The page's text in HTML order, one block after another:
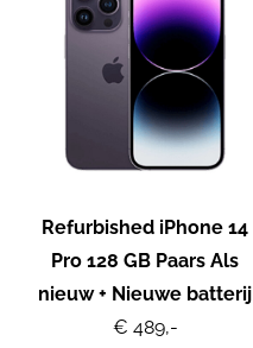
Refurbished iPhone 14
Pro 128 GB Paars Als
nieuw + Nieuwe batterij
€ 489,-